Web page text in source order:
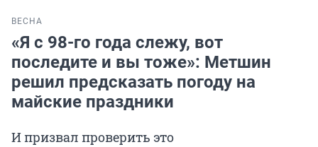
ВЕСНА
«Я с 98-го года слежу, вот
последите и вы тоже»: Метшин
решил предсказать погоду на
майские праздники
И призвал проверить это